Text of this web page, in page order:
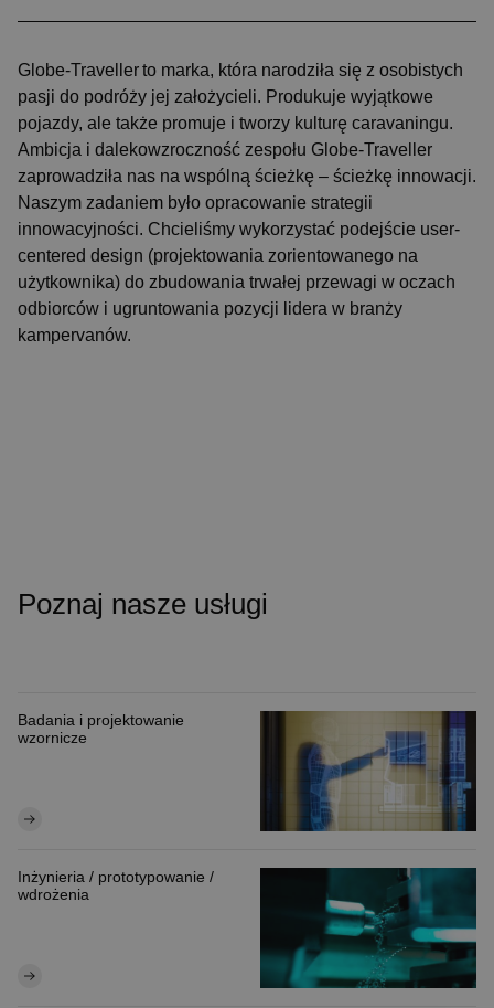
Globe-Traveller to marka, która narodziła się z osobistych
pasji do podróży jej założycieli. Produkuje wyjątkowe
pojazdy, ale także promuje i tworzy kulturę caravaningu.
Ambicja i dalekowzroczność zespołu Globe-Traveller
zaprowadziła nas na wspólną ścieżkę – ścieżkę innowacji.
Naszym zadaniem było opracowanie strategii
innowacyjności. Chcieliśmy wykorzystać podejście user-
centered design (projektowania zorientowanego na
użytkownika) do zbudowania trwałej przewagi w oczach
odbiorców i ugruntowania pozycji lidera w branży
kampervanów.
Poznaj nasze usługi
Badania i projektowanie
wzornicze
Inżynieria / prototypowanie /
wdrożenia